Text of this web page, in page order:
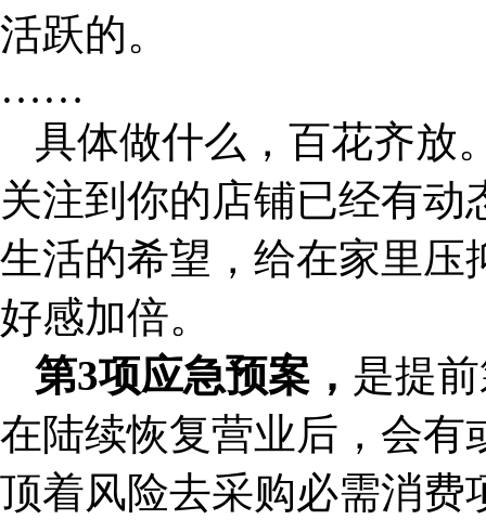
活跃的。
……
具体做什么，百花齐放
关注到你的店铺已经有
生活的希望，给在家里压
好感加倍。
第3项应急预案， 是提
在陆续恢复营业后，会有
顶着风险去采购必需消费